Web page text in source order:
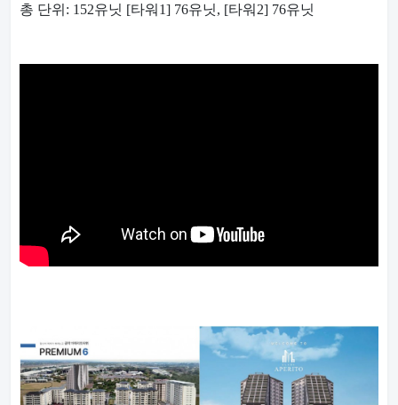
총 단위: 152유닛 [타워1] 76유닛, [타워2] 76유닛